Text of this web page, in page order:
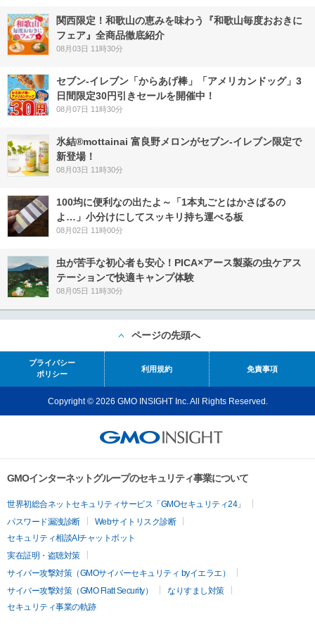
関西限定！和歌山の恵みを味わう『和歌山毎度おおきに
フェア』全商品徹底紹介
08月03日 11時30分
セブン‐イレブン「からあげ棒」「アメリカンドッグ」3
日間限定30円引きセールを開催中！
08月07日 11時30分
氷結®mottainai 富良野メロンがセブン‐イレブン限定で
新登場！
08月03日 11時30分
100均に便利なの出たよ～「1本丸ごとはかさばるの
よ…」小分けにしてスッキリ持ち運べる板
08月02日 11時00分
虫が苦手な初心者も安心！PICA×アース製薬の虫ケアス
テーションで快適キャンプ体験
08月05日 11時30分
ページの先頭へ
プライバシー
ポリシー
利用規約 免責事項
Copyright © 2026 GMO INSIGHT Inc. All Rights Reserved.
GMOインターネットグループのセキュリティ事業について
世界初総合ネットセキュリティサービス「GMOセキュリティ24」
パスワード漏洩診断
Webサイトリスク診断
セキュリティ相談AIチャットボット
実在証明・盗聴対策
サイバー攻撃対策（GMOサイバーセキュリティ byイエラエ）
サイバー攻撃対策（GMO Flatt Security）
なりすまし対策
セキュリティ事業の軌跡